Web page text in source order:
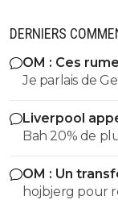
DERNIERS
OM : Ces
Je parlais de
Liverpool
Bah 20% de
OM : Un
hojbjerg pour